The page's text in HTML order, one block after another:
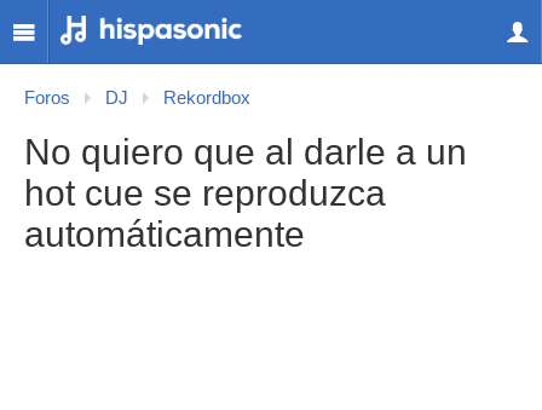
Foros DJ Rekordbox
No quiero que al darle a un
hot cue se reproduzca
automáticamente